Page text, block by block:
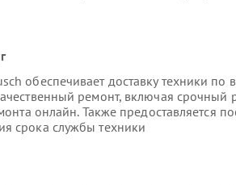
обеспечивает доставку техники по
ремонт, включая срочный
онлайн. Также предоставляется
срока службы техники